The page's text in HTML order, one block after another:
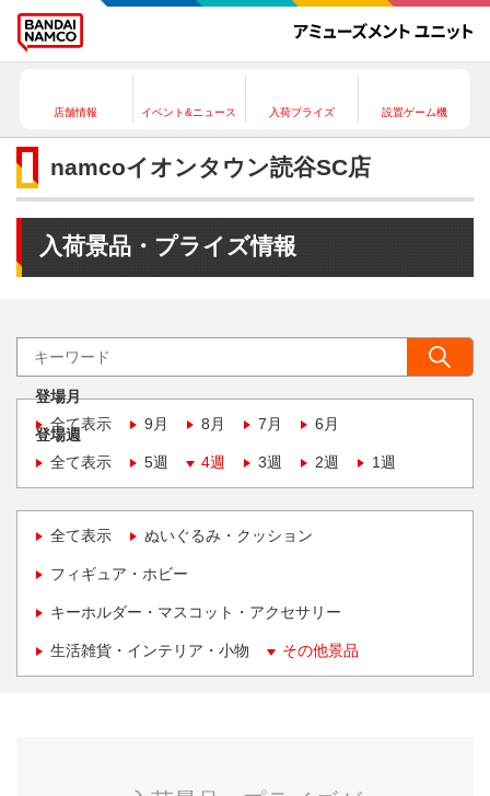
店舗情報 イベント&ニュース 入荷プライズ 設置ゲーム機
namcoイオンタウン読谷SC店
入荷景品・プライズ情報
登場月
全て表示
9月 8月 7月 6月
登場週
全て表示
5週 4週 3週 2週 1週
全て表示 ぬいぐるみ・クッション
フィギュア・ホビー
キーホルダー・マスコット・アクセサリー
生活雑貨・インテリア・小物 その他景品